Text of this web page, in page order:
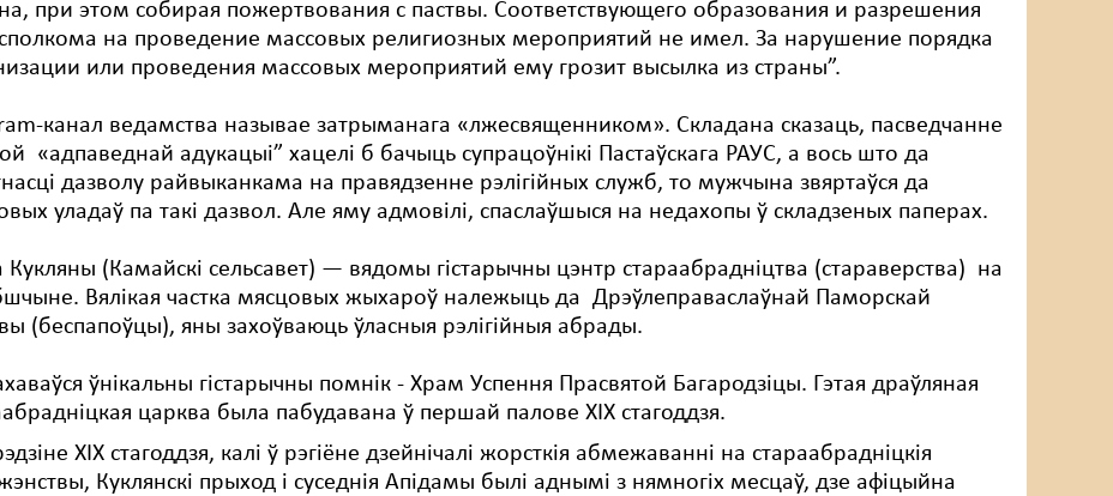
при этом собирая пожертвования с паствы. Соответствующего образования и разрешения
на проведение массовых религиозных мероприятий не имел. За нарушение порядка
или проведения массовых мероприятий ему грозит высылка из страны”.
канал ведамства называе затрыманага «лжесвященником». Складана сказаць, пасведчанне
«адпаведнай адукацыі” хацелі б бачыць супрацоўнікі Пастаўскага РАУС, а вось што да
дазволу райвыканкама на правядзенне рэлігійных служб, то мужчына звяртаўся да
уладаў па такі дазвол. Але яму адмовілі, спаслаўшыся на недахопы ў складзеных паперах.
Кукляны (Камайскі сельсавет) — вядомы гістарычны цэнтр стараабрадніцтва (стараверства) на
Вялікая частка мясцовых жыхароў належыць да Дрэўлеправаслаўнай Паморскай
(беспапоўцы), яны захоўваюць ўласныя рэлігійныя абрады.
ўнікальны гістарычны помнік - Храм Успення Прасвятой Багародзіцы. Гэтая драўляная
царква была пабудавана ў першай палове XIX стагоддзя.
XIX стагоддзя, калі ў рэгіёне дзейнічалі жорсткія абмежаванні на стараабрадніцкія
Куклянскі прыход і суседнія Апідамы былі аднымі з нямногіх месцаў, дзе афіцыйна